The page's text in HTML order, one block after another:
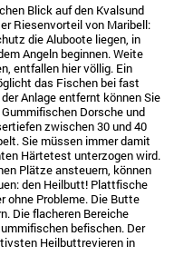
Blick auf den Kvalsund
Riesenvorteil von Maribell:
die Aluboote liegen, in
Angeln beginnen. Weite
entfallen hier völlig. Ein
das Fischen bei fast
Anlage entfernt können Sie
Dorsche und
zwischen 30 und 40
Sie müssen immer damit
Härtetest unterzogen wird.
Plätze ansteuern, können
den Heilbutt! Plattfische
ohne Probleme. Die Butte
Die flacheren Bereiche
befischen. Der
Heilbuttrevieren in